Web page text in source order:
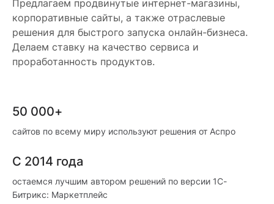
Предлагаем продвинутые интернет-магазины,
корпоративные сайты, а также отраслевые
решения для быстрого запуска онлайн-бизнеса.
Делаем ставку на качество сервиса и
проработанность продуктов.
50 000+
сайтов по всему миру используют решения от Аспро
С 2014 года
остаемся лучшим автором решений по версии 1С-
Битрикс: Маркетплейс